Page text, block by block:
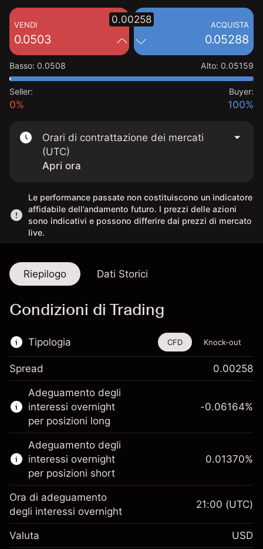
VENDI
0.0503
ACQUISTA
0.05288
0.00258
Basso: 0.0508 Alto: 0.05159
Seller:
0%
Buyer:
100%
Orari di contrattazione dei mercati
(UTC)
Apri ora
Le performance passate non costituiscono un indicatore
affidabile dell’andamento futuro. I prezzi delle azioni
sono indicativi e possono differire dai prezzi di mercato
live.
Riepilogo Dati Storici
Condizioni di Trading
Tipologia
Questo strumento finanziario è disponibile
per il trading di CFD e knock-out.
Scopri di più su:
CFD
Knock-out
CFD Knock-out
Spread 0.00258
Adeguamento degli
interessi overnight
per posizioni long
Margine. Il tuo
$1,000.00
-0.06164%
Adeguamento degli
interessi overnight
per posizioni short
0.01370%
Ora di adeguamento
degli interessi overnight
21:00 (UTC)
Valuta USD